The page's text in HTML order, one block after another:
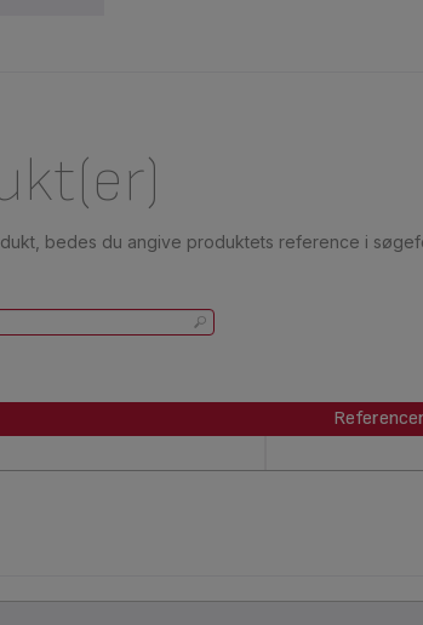
bedes du angive produktets reference i
Referencer